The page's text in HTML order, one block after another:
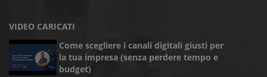
VIDEO CARICATI
Come scegliere i canali digitali giusti per
la tua impresa (senza perdere tempo e
budget)